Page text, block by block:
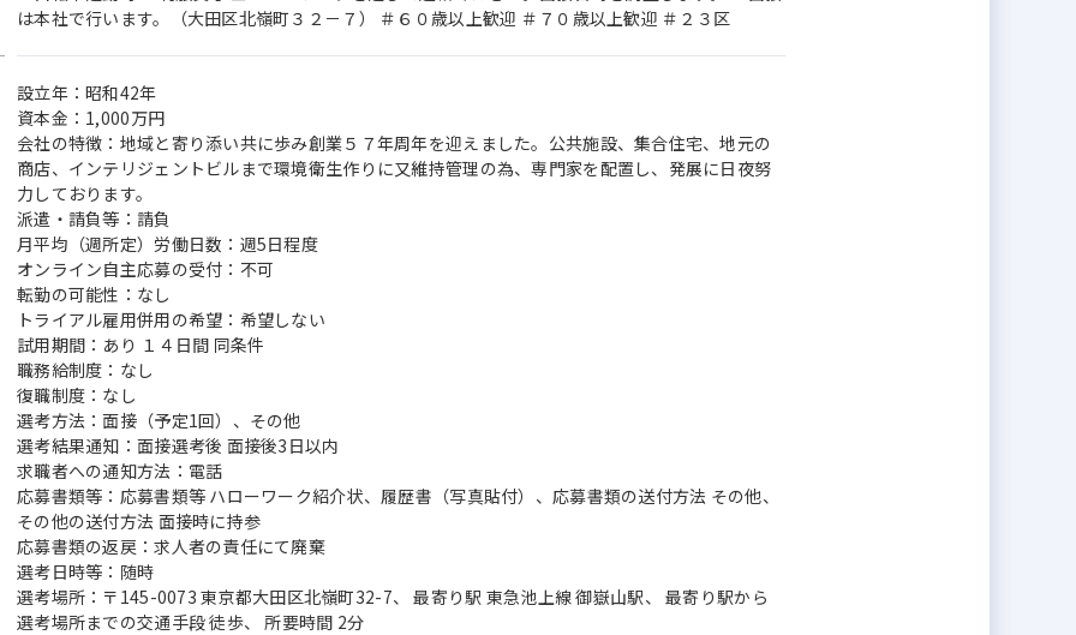
は本社で行います。（大田区北嶺町３２－７） ＃６０歳以上歓迎 ＃７０歳以上歓迎 ＃２３区
設立年：昭和42年
資本金：1,000万円
会社の特徴：地域と寄り添い共に歩み創業５７年周年を迎えました。公共施設、集合住宅、地元の
商店、インテリジェントビルまで環境衛生作りに又維持管理の為、専門家を配置し、発展に日夜努
力しております。
派遣・請負等：請負
月平均（週所定）労働日数：週5日程度
オンライン自主応募の受付：不可
転勤の可能性：なし
トライアル雇用併用の希望：希望しない
試用期間：あり １４日間 同条件
職務給制度：なし
復職制度：なし
選考方法：面接（予定1回）、その他
選考結果通知：面接選考後 面接後3日以内
求職者への通知方法：電話
応募書類等：応募書類等 ハローワーク紹介状、履歴書（写真貼付）、応募書類の送付方法 その他、
その他の送付方法 面接時に持参
応募書類の返戻：求人者の責任にて廃棄
選考日時等：随時
選考場所：〒145-0073 東京都大田区北嶺町32-7、 最寄り駅 東急池上線 御嶽山駅、 最寄り駅から
選考場所までの交通手段 徒歩、 所要時間 2分